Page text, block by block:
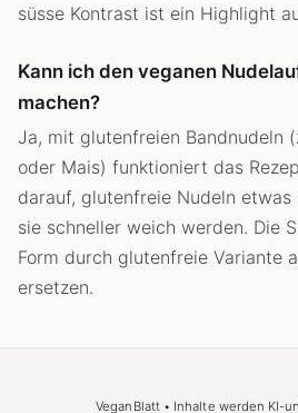
süsse Kontrast ist ein Highlight
Kann ich den veganen
machen?
Ja, mit glutenfreien Bandnudeln
oder Mais) funktioniert das
darauf, glutenfreie Nudeln etwas
sie schneller weich werden. Die
Form durch glutenfreie Variante
ersetzen.
VeganBlatt • Inhalte werden KI-